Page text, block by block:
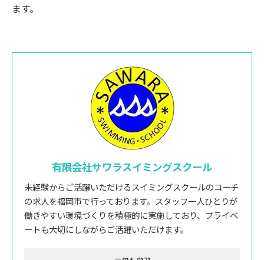
ます。
有限会社サワラスイミングスクール
未経験からご活躍いただけるスイミングスクールのコーチ
の求人を福岡市で行っております。スタッフ一人ひとりが
働きやすい環境づくりを積極的に実施しており、プライベ
ートも大切にしながらご活躍いただけます。